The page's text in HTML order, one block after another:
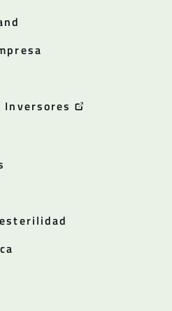
Inversores